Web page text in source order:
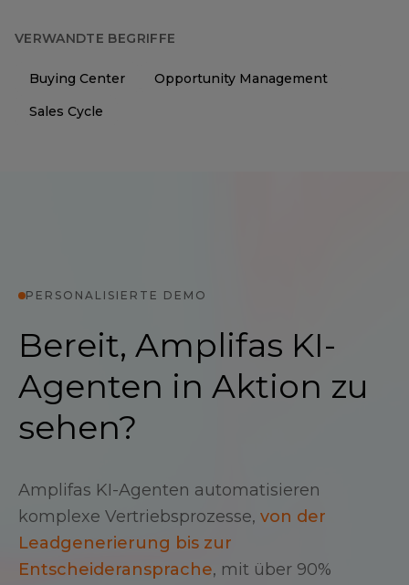
VERWANDTE BEGRIFFE
Buying Center
Opportunity Management
Sales Cycle
PERSONALISIERTE DEMO
Bereit, Amplifas KI-
Agenten in Aktion zu
sehen?
Amplifas KI-Agenten automatisieren
komplexe Vertriebsprozesse, von der
Leadgenerierung bis zur
Entscheideransprache, mit über 90%